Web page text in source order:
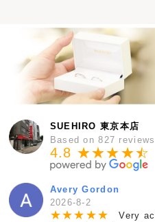
SUEHIRO 東京本店
Based on 827 reviews
4.8 ★★★★★
☆
Avery Gordon
2026-8-2
★★★ ★★
Very